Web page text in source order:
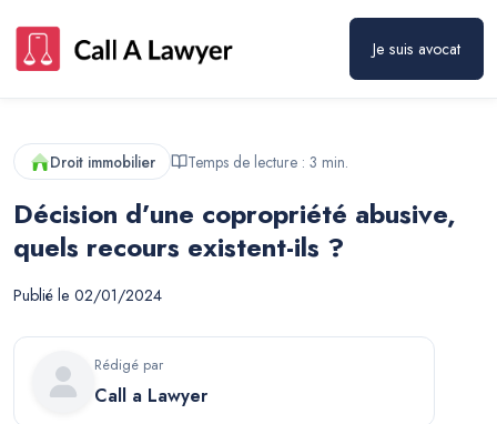
Je suis avocat
Droit immobilier Temps de lecture :3 min.
Décision d’une copropriété abusive,
quels recours existent-ils ?
Publié le 02/01/2024
Rédigé par
Call a Lawyer